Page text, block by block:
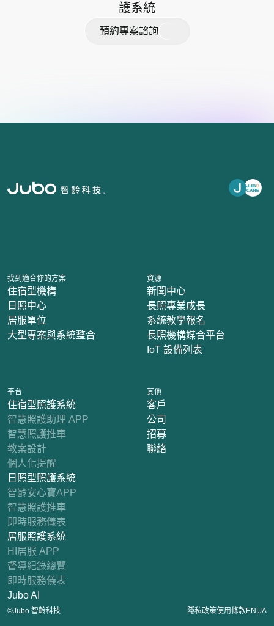
護系統
預約專案諮詢
找到適合你的方案
住宿型機構
日照中心
居服單位
大型專案與系統整合
平台
住宿型照護系統
智慧照護助理 APP
智慧照護推車
教案設計
個人化提醒
日照型照護系統
智齡安心寶APP
智慧照護推車
即時服務儀表
居服照護系統
HI居服 APP
督導紀錄總覽
即時服務儀表
Jubo AI
資源
新聞中心
長照專業成長
系統教學報名
長照機構媒合平台
IoT 設備列表
其他
客戶
公司
招募
聯絡
©Jubo 智齡科技 隱私政策使用條款EN |JA